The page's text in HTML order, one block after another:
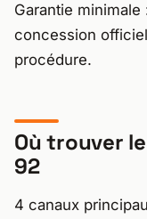
Garantie
concession
procédure.
Où trouver
92
4 canaux